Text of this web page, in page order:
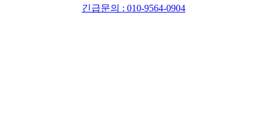
긴급문의 : 010-9564-0904